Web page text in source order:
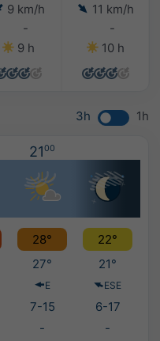
9 km/h
-
9 h
11 km/h
-
10 h
3h 1h
2100
28°
22°
27° 21°
E ESE
7-15
6-17
-
-